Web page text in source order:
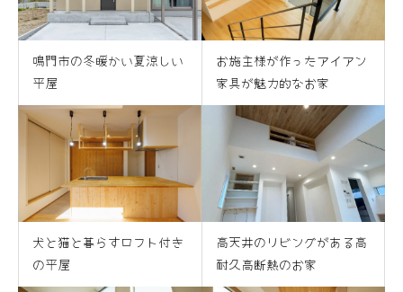
鳴門市の冬暖かい夏涼しい
平屋
お施主様が作ったアイアン
家具が魅力的なお家
犬と猫と暮らすロフト付き
の平屋
高天井のリビングがある高
耐久高断熱のお家